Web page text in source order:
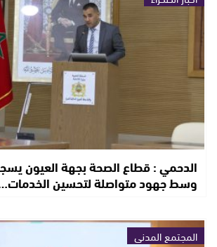
الدحمي : قطاع الصحة بجهة العيون
وسط جهود متواصلة لتحسين
المجتمع المدني